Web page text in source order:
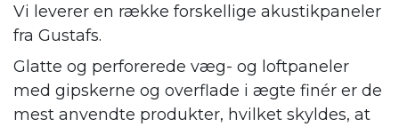
Vi leverer en række forskellige akustikpaneler
fra Gustafs.
Glatte og perforerede væg- og loftpaneler
med gipskerne og overflade i ægte finér er de
mest anvendte produkter, hvilket skyldes, at